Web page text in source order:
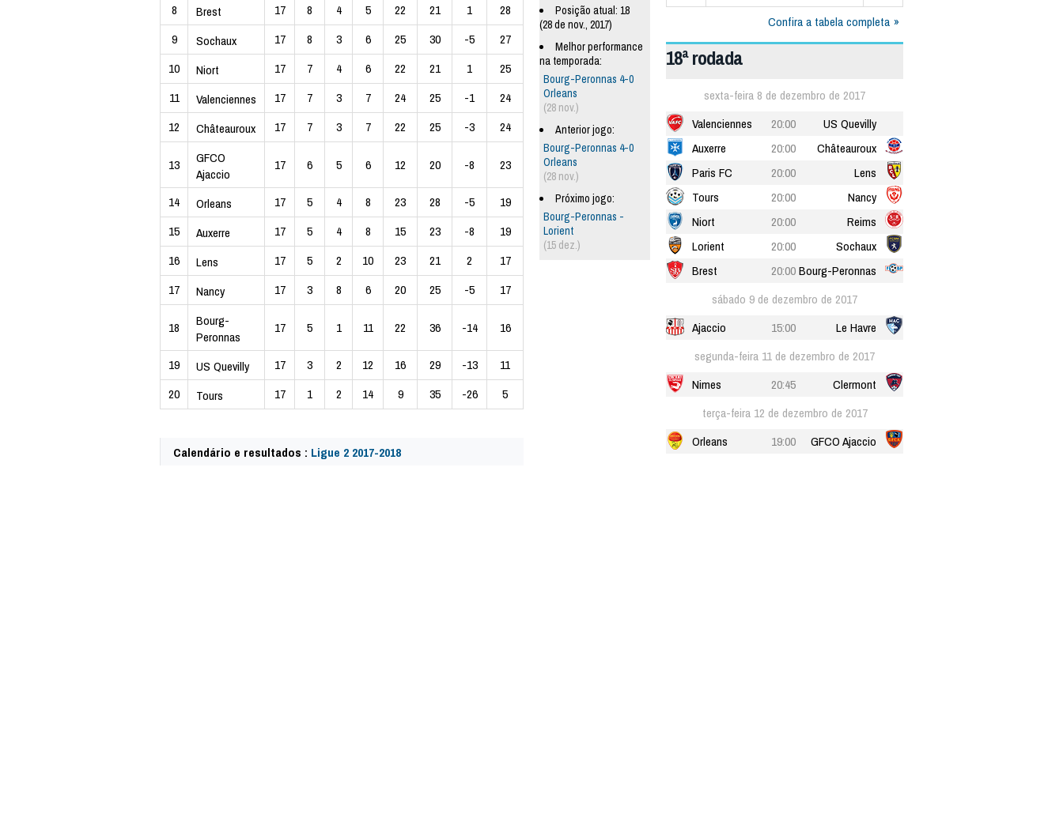
8
Brest 17 8 4 5 22 21 1
28
9
Sochaux 17 8 3 6 25 30 -5
27
10
Niort 17 7 4 6 22 21 1
25
11
Valenciennes 17 7 3 7 24 25 -1
24
12
Châteauroux 17 7 3 7 22 25 -3 24
13
GFCO
Ajaccio
17 6 5 6 12 20 -8 23
14 Orleans 17 5 4 8 23 28 -5
19
15
Auxerre 17 5 4 8 15 23 -8
19
16
Lens 17 5 2 10 23 21 2
17
17
Nancy 17 3 8 6 20 25 -5 17
18
Bourg-
Peronnas
17 5 1 11 22 36 -14 16
19 US Quevilly 17 3 2 12 16 29 -13
11
20
Tours 17 1 2 14 9 35 -26 5
Calendário e resultados : Ligue 2 2017-2018
Posição atual: 18
(28 de nov., 2017)
Melhor performance
na temporada:
Bourg-Peronnas 4-0
Orleans
(28 nov.)
Anterior jogo:
Bourg-Peronnas 4-0
Orleans
(28 nov.)
Próximo jogo:
Bourg-Peronnas -
Lorient
(15 dez.)
Confira a tabela completa
18ª rodada
sexta-feira 8 de dezembro de 2017
Valenciennes
20:00
US Quevilly
Auxerre
20:00
Châteauroux
Paris FC
20:00
Lens
Tours
20:00
Nancy
Niort
20:00
Reims
Lorient
20:00
Sochaux
Brest
20:00Bourg-Peronnas
sábado 9 de dezembro de 2017
Ajaccio
15:00
Le Havre
segunda-feira 11 de dezembro de 2017
Nimes
20:45
Clermont
terça-feira 12 de dezembro de 2017
Orleans
19:00 GFCO Ajaccio